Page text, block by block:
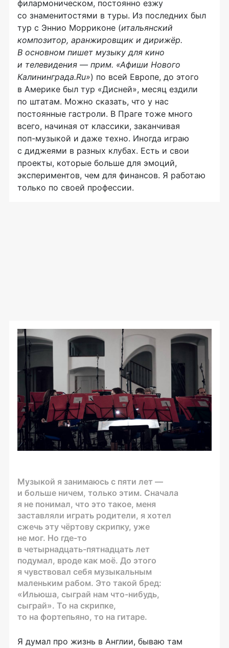
филармоническом, постоянно езжу
со знаменитостями в туры. Из последних был
тур с Эннио Морриконе (итальянский
композитор, аранжировщик и дирижёр.
В основном пишет музыку для кино
и телевидения — прим. «Афиши Нового
Калининграда.Ru») по всей Европе, до этого
в Америке был тур «Дисней», месяц ездили
по штатам. Можно сказать, что у нас
постоянные гастроли. В Праге тоже много
всего, начиная от классики, заканчивая
поп-музыкой и даже техно. Иногда играю
с диджеями в разных клубах. Есть и свои
проекты, которые больше для эмоций,
экспериментов, чем для финансов. Я работаю
только по своей профессии.
Музыкой я занимаюсь с пяти лет —
и больше ничем, только этим. Сначала
я не понимал, что это такое, меня
заставляли играть родители, я хотел
сжечь эту чёртову скрипку, уже
не мог. Но где-то
в четырнадцать-пятнадцать лет
подумал, вроде как моё. До этого
я чувствовал себя музыкальным
маленьким рабом. Это такой бред:
«Ильюша, сыграй нам что-нибудь,
сыграй». То на скрипке,
то на фортепьяно, то на гитаре.
Я думал про жизнь в Англии, бываю там